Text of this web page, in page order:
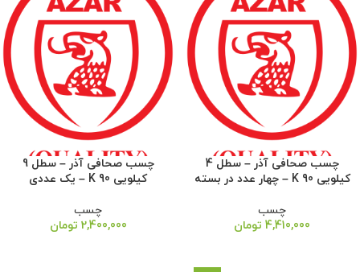
چسب صحافی آذر – سطل 4
کیلویی 90 K – چهار عدد در بسته
چسب
4,410,000 تومان
چسب صحافی آذر – سطل 9
کیلویی 90 K – یک عددی
چسب
2,400,000 تومان